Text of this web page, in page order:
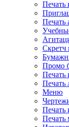
Печать
Печать
Скретч
Промо
Печать
Печать
Меню
Печать
Печать